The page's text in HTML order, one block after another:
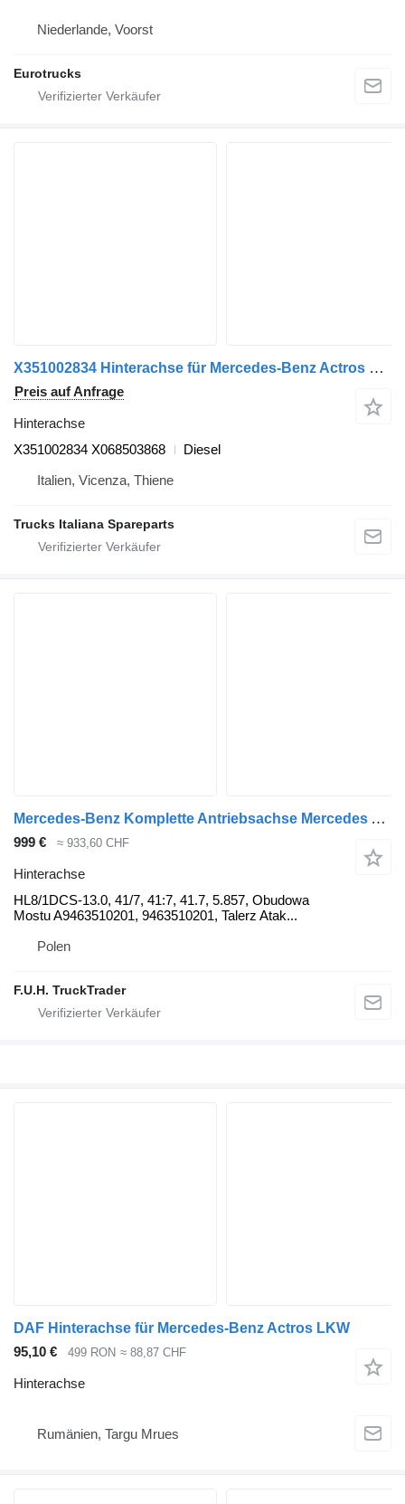
Niederlande, Voorst
Eurotrucks
X351002834 Hinterachse für Mercedes-Benz Actros euro 6 2014>2021 LKW
Preis auf Anfrage
Hinterachse
X351002834 X068503868
Diesel
Italien, Vicenza, Thiene
Trucks Italiana Spareparts
Mercedes-Benz Komplette Antriebsachse Mercedes Axor Actros HL8 41/7 5.857 7485 HL8/1DCS-13.0 Hinterachse für Mercedes-Benz Atego Axor Actros 4x2 LKW
999 € ≈ 933,60 CHF
Hinterachse
HL8/1DCS-13.0, 41/7, 41:7, 41.7, 5.857, Obudowa
Mostu A9463510201, 9463510201, Talerz Atak...
Polen
F.U.H. TruckTrader
DAF Hinterachse für Mercedes-Benz Actros LKW
95,10 €
499 RON ≈ 88,87 CHF
Hinterachse
Rumänien, Targu Mrues